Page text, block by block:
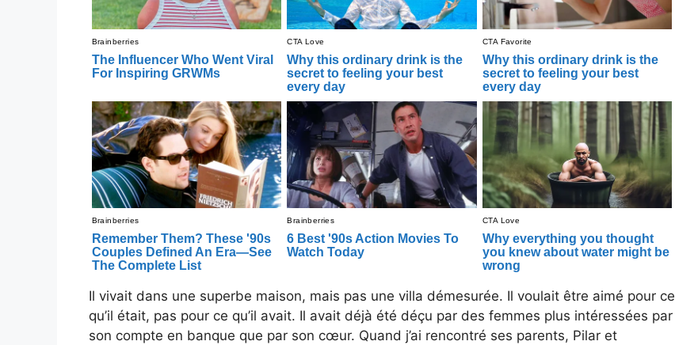
Il vivait dans une superbe maison, mais pas une villa démesurée. Il voulait être aimé pour ce
qu’il était, pas pour ce qu’il avait. Il avait déjà été déçu par des femmes plus intéressées par
son compte en banque que par son cœur. Quand j’ai rencontré ses parents, Pilar et